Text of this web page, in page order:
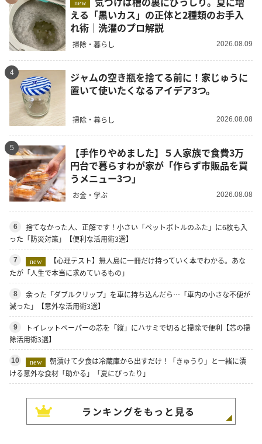
new
える「黒いカス」の正体と2種類のお手入
れ術｜洗濯のプロ解説
掃除・暮らし 2026.08.09
4
ジャムの空き瓶を捨てる前に！家じゅうに
置いて使いたくなるアイデア3つ。
掃除・暮らし 2026.08.08
5
【手作りやめました】５人家族で食費3万
円台で暮らすわが家が「作らず市販品を買
うメニュー3つ」
お金・学ぶ 2026.08.08
6
捨てなかった人、正解です！小さい「ペットボトルのふた」に6枚も入
った「防災対策」【便利な活用術3選】
7 new
【心理テスト】無人島に一冊だけ持っていく本でわかる。あな
たが「人生で本当に求めているもの」
8
余った「ダブルクリップ」を車に持ち込んだら…「車内の小さな不便が
減った」【意外な活用術3選】
9
トイレットペーパーの芯を「縦」にハサミで切ると掃除で便利【芯の掃
除活用術3選】
10 new
朝漬けて夕食は冷蔵庫から出すだけ！「きゅうり」と一緒に漬
ける意外な食材「助かる」「夏にぴったり」
ランキングをもっと見る